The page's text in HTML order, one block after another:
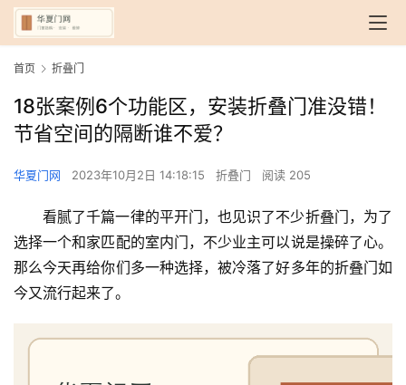
首页 折叠门
18张案例6个功能区，安装折叠门准没错！
节省空间的隔断谁不爱？
华夏门网 2023年10月2日 14:18:15 折叠门 阅读 205
看腻了千篇一律的平开门，也见识了不少折叠门，为了
选择一个和家匹配的室内门，不少业主可以说是操碎了心。
那么今天再给你们多一种选择，被冷落了好多年的折叠门如
今又流行起来了。